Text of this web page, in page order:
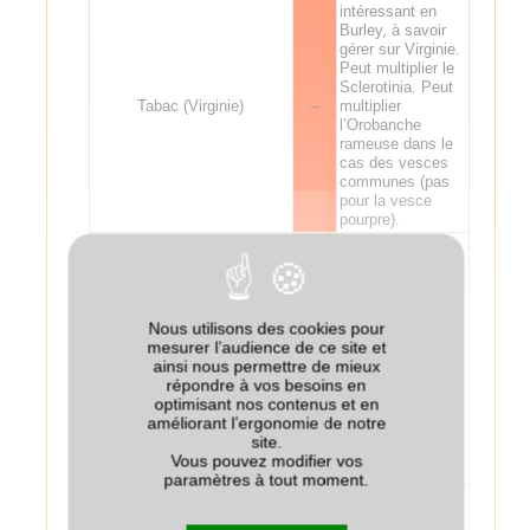
Tabac (Virginie) --
intéressant en
Burley, à savoir
gérer sur Virginie.
Peut multiplier le
Sclerotinia. Peut
multiplier
l’Orobanche
rameuse dans le
cas des vesces
communes (pas
pour la vesce
pourpre).
Tabac (Burley) -
Sclerotinia. Peut
multiplier
l’Orobanche
rameuse dans le
cas des vesces
communes (pas
pourpre).
Nous utilisons des cookies pour
mesurer l’audience de ce site et
ainsi nous permettre de mieux
répondre à vos besoins en
optimisant nos contenus et en
améliorant l’ergonomie de notre
site.
Vous pouvez modifier vos
paramètres à tout moment.